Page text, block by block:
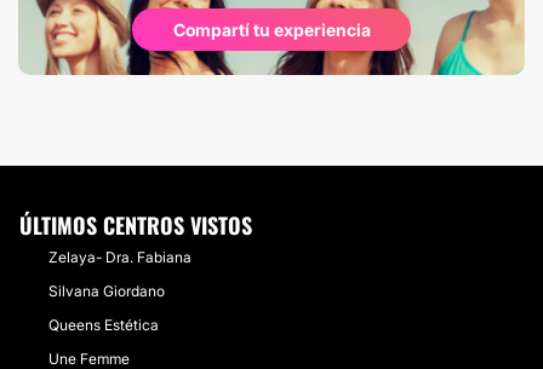
Compartí tu experiencia
ÚLTIMOS CENTROS VISTOS
Zelaya- Dra. Fabiana
Silvana Giordano
Queens Estética
Une Femme